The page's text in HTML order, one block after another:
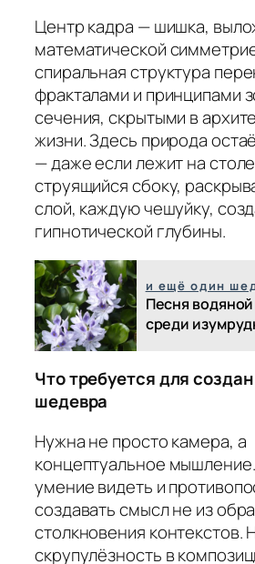
Центр кадра — шишка,
математической
спиральная структура
фракталами и принципами
сечения, скрытыми в
жизни. Здесь природа
— даже если лежит на
струящийся сбоку,
слой, каждую чешуйку,
гипнотической глубины.
и ещё один
Песня
среди
Что требуется для
шедевра
Нужна не просто камера, а
концептуальное
умение видеть и
создавать смысл не из
столкновения контекстов.
скрупулёзность в